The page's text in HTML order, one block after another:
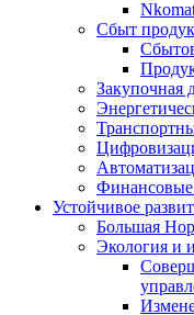
Сбыт
Закупочная
Финансовые
Устойчивое
Большая
Экология и